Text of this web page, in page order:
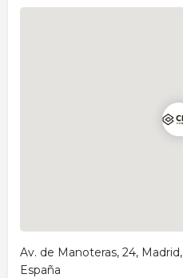
Av. de Manoteras, 24, Madrid,
España